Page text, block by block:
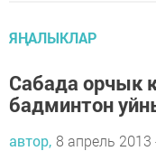
ЯҢАЛЫКЛАР
Сабада орчык
бадминтон
автор, 8 апрель 2013